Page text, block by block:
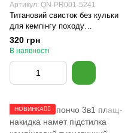
Артикул: QN-PR001-5241
Титановий свисток без кульки
для кемпінгу походу
подорожей спортивний 120 дБ
Qunature PR001 Титановий
320 грн
В наявності
НОВИНКА🚴‍♂️